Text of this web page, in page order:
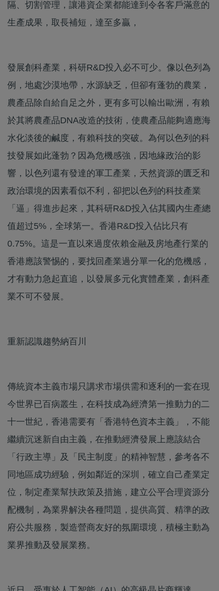
隔、切割管理，讓港資企業都能達到令各客戶滿意的
生產成果，取長補短，達至多贏，
發展創科產業，科研R&D投入必不可少。像以色列為
例，地處沙漠地帶，水源缺乏，但卻有蓬勃的農業，
農產品除自給自足之外，更有多可以輸出歐洲，有賴
於其將農產品DNA改造的技術，使農產品能夠適應海
水化淡後的鹹度，有賴科技的突破。為何以色列的科
技發展如此蓬勃？因為危機感強，因地緣政治的影
響，以色列還有發達的軍工產業，天然資源的匱乏和
政治環境的因素看似不利，卻把以色列的科技產業
「逼」得進步起來，其科研R&D投入佔其國內生產總
值超过5%，全球第一。香港R&D投入佔比只有
0.75%。這是一直以來過度依賴金融及房地產行業的
香港應該警惕的，要找回產業過分單一化的危機感，
才有動力急起直追，以發展多元化實體產業，創科產
業不可不發展。
重新認識趨勢納百川
傳統資本主義市場只講求市場供需和逐利的一套在現
今世界已百病叢生，在科技成為經濟第一推動力的二
十一世紀，香港需要有「香港特色資本主義」，不能
繼續沉迷新自由主義，在推動經濟發展上應該結合
「行政主導」及「民主制度」的精神智慧，參考各不
同地區成功經驗，例如鄰近的深圳，確立自己產業定
位，制定產業幫扶政策及措施，建立公平合理資源分
配機制，為業界解決各種問題，提供高質、精準的政
府公共服務，製造營商友好的氛圍環境，積極主動為
業界推動及發展業務。